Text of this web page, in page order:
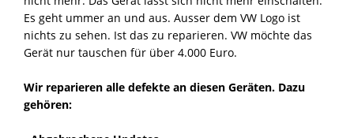
Es geht ummer an und aus. Ausser dem VW Logo ist
nichts zu sehen. Ist das zu reparieren. VW möchte das
Gerät nur tauschen für über 4.000 Euro.
Wir reparieren alle defekte an diesen Geräten. Dazu
gehören: